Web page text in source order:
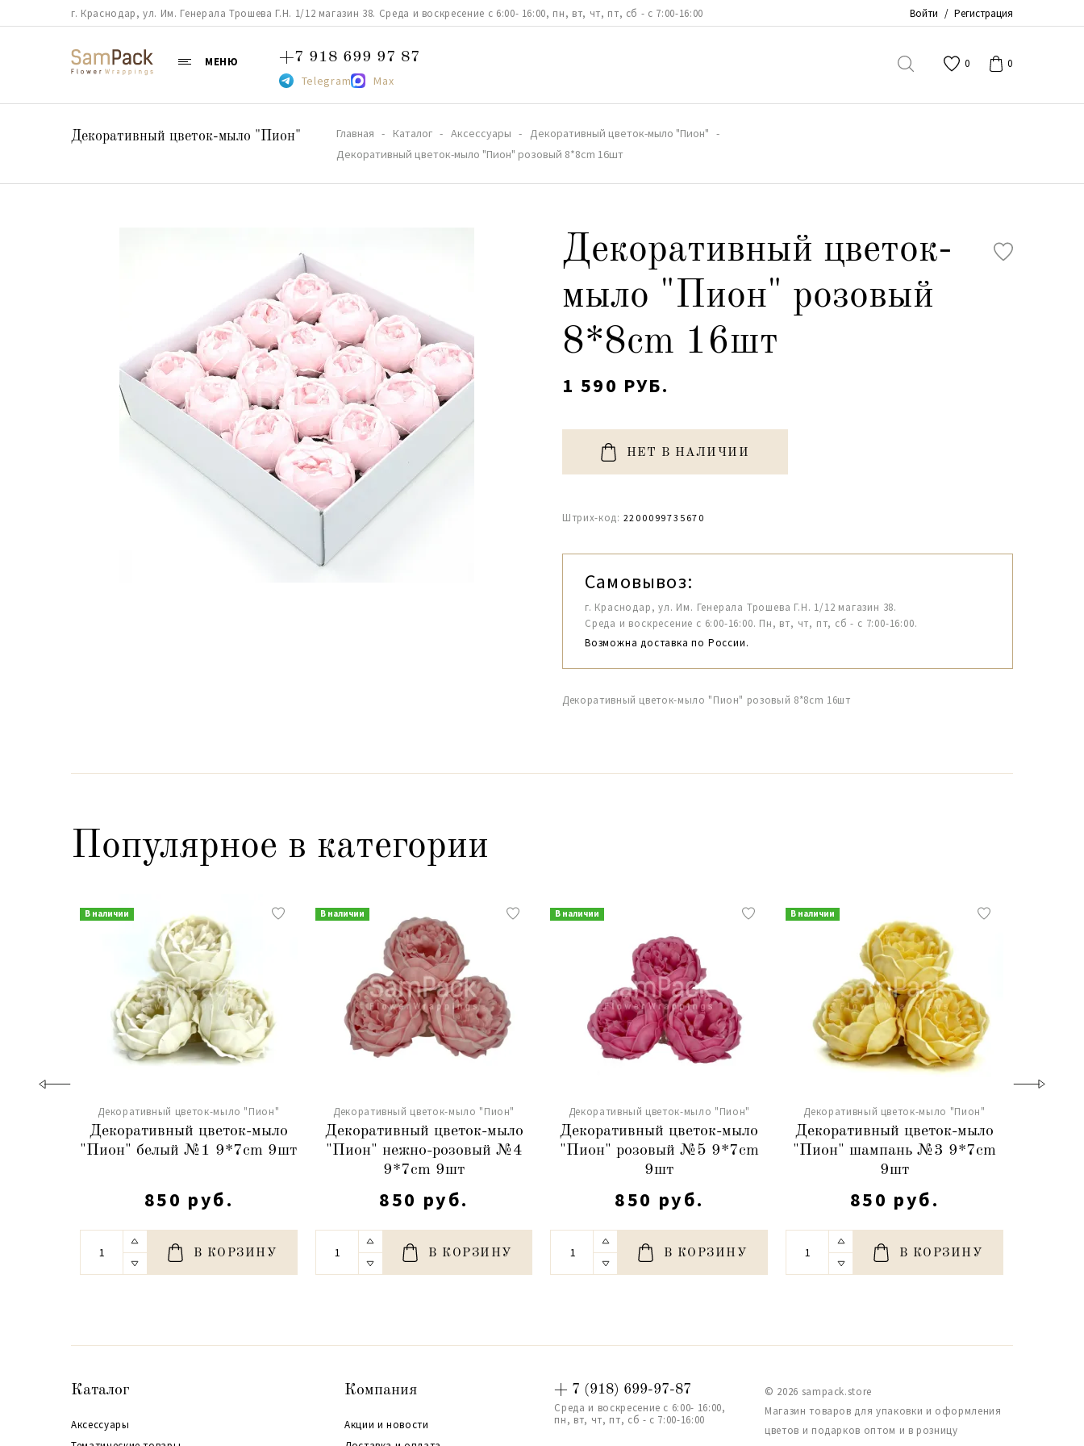
г. Краснодар, ул. Им. Генерала Трошева Г.Н. 1/12 магазин 38. Среда и воскресение с 6:00- 16:00, пн, вт, чт, пт, сб - с 7:00-16:00 Войти / Регистрация
МЕНЮ +7 918 699 97 87
Telegram Max
0 0
Декоративный цветок-мыло "Пион" Главная Каталог Аксессуары
Декоративный цветок-мыло "Пион"
Декоративный цветок-мыло "Пион" розовый 8*8cm 16шт
Декоративный цветок-
мыло "Пион" розовый
8*8cm 16шт
1 590 РУБ.
НЕТ В НАЛИЧИИ
Штрих-код: 2200099735670
Самовывоз:
г. Краснодар, ул. Им. Генерала Трошева Г.Н. 1/12 магазин 38.
Среда и воскресение с 6:00-16:00. Пн, вт, чт, пт, сб - с 7:00-16:00.
Возможна доставка по России.
Декоративный цветок-мыло "Пион" розовый 8*8cm 16шт
Популярное в категории
В наличии
Декоративный цветок-мыло "Пион"
Декоративный цветок-мыло
"Пион" белый №1 9*7cm 9шт
850 руб.
В КОРЗИНУ
В наличии
Декоративный цветок-мыло "Пион"
Декоративный цветок-мыло
"Пион" нежно-розовый №4
9*7cm 9шт
850 руб.
В КОРЗИНУ
В наличии
Декоративный цветок-мыло "Пион"
Декоративный цветок-мыло
"Пион" розовый №5 9*7cm
9шт
850 руб.
В КОРЗИНУ
В наличии
Декоративный цветок-мыло "Пион"
Декоративный цветок-мыло
"Пион" шампань №3 9*7cm
9шт
850 руб.
В КОРЗИНУ
Каталог
Аксессуары
Компания
Акции и новости
+ 7 (918) 699-97-87
Среда и воскресение с 6:00- 16:00,
пн, вт, чт, пт, сб - с 7:00-16:00
© 2026 sampack.store
Магазин товаров для упаковки и оформления
цветов и подарков оптом и в розницу